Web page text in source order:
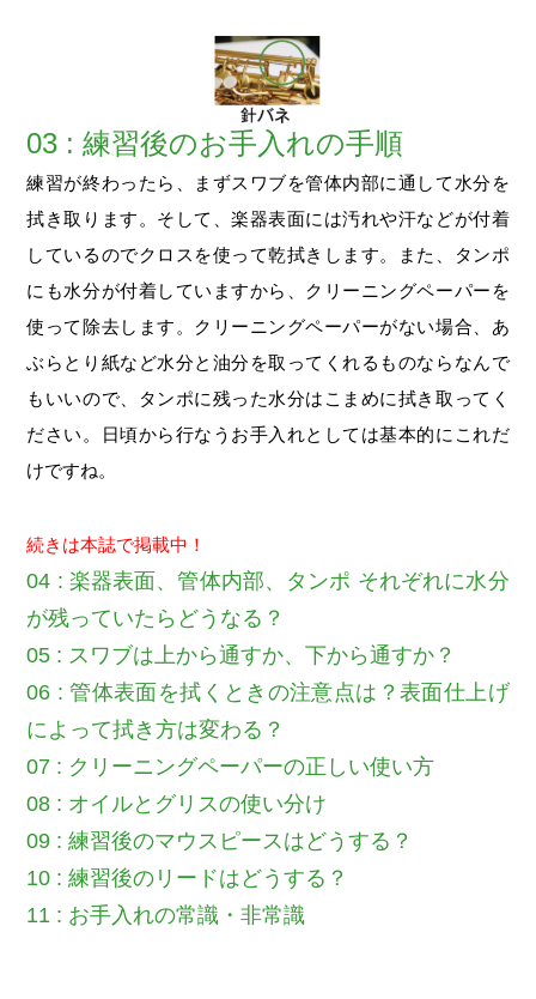
03 : 練習後のお手入れの手順
練習が終わったら、まずスワブを管体内部に通して水分を
拭き取ります。そして、楽器表面には汚れや汗などが付着
しているのでクロスを使って乾拭きします。また、タンポ
にも水分が付着していますから、クリーニングペーパーを
使って除去します。クリーニングペーパーがない場合、あ
ぶらとり紙など水分と油分を取ってくれるものならなんで
もいいので、タンポに残った水分はこまめに拭き取ってく
ださい。日頃から行なうお手入れとしては基本的にこれだ
けですね。
続きは本誌で掲載中！
04 : 楽器表面、管体内部、タンポ それぞれに水分
が残っていたらどうなる？
05 : スワブは上から通すか、下から通すか？
06 : 管体表面を拭くときの注意点は？表面仕上げ
によって拭き方は変わる？
07 : クリーニングペーパーの正しい使い方
08 : オイルとグリスの使い分け
09 : 練習後のマウスピースはどうする？
10 : 練習後のリードはどうする？
11 : お手入れの常識・非常識